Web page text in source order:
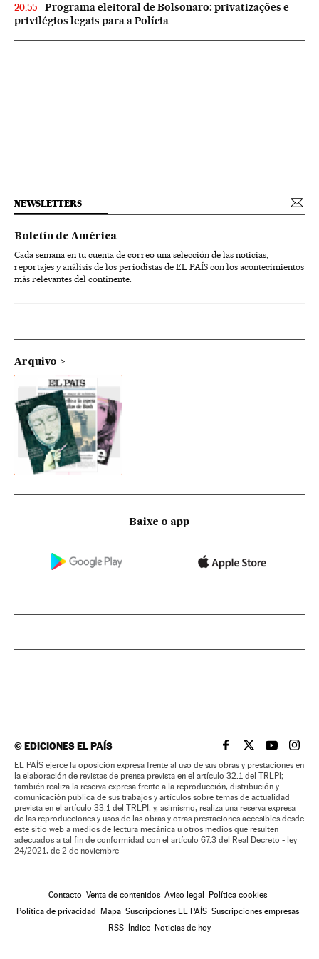
20:55
Programa eleitoral de Bolsonaro: privatizações e
privilégios legais para a Polícia
NEWSLETTERS
Boletín de América
Cada semana en tu cuenta de correo una selección de las noticias,
reportajes y análisis de los periodistas de EL PAÍS con los acontecimientos
más relevantes del continente.
Arquivo
Baixe o app
©EDICIONES EL PAÍS EL PAÍS BRASIL EN
EL PAÍSEL PAÍS
EL
EL PAÍS ejerce la oposición expresa frente al uso de sus obras y prestaciones en
la elaboración de revistas de prensa prevista en el artículo 32.1 del TRLPI;
también realiza la reserva expresa frente a la reproducción, distribución y
comunicación pública de sus trabajos y artículos sobre temas de actualidad
prevista en el artículo 33.1 del TRLPI; y, asimismo, realiza una reserva expresa
de las reproducciones y usos de las obras y otras prestaciones accesibles desde
este sitio web a medios de lectura mecánica u otros medios que resulten
adecuados a tal fin de conformidad con el artículo 67.3 del Real Decreto - ley
24/2021, de 2 de noviembre
Contacto Venta de contenidos Aviso legal Política cookies
Política de privacidad Mapa Suscripciones EL PAÍS Suscripciones empresas
RSS Índice Noticias de hoy